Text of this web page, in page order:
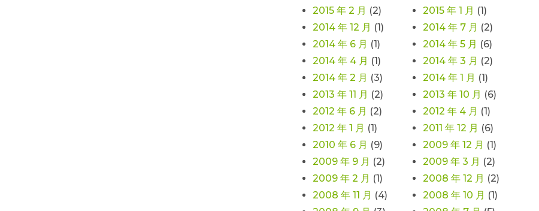
2015 年 2 月 (2) 2015 年 1 月 (1)
2014 年 12 月 (1) 2014 年 7 月 (2)
2014 年 6 月 (1) 2014 年 5 月 (6)
2014 年 4 月 (1) 2014 年 3 月 (2)
2014 年 2 月 (3) 2014 年 1 月 (1)
2013 年 11 月 (2) 2013 年 10 月 (6)
2012 年 6 月 (2) 2012 年 4 月 (1)
2012 年 1 月 (1) 2011 年 12 月 (6)
2010 年 6 月 (9) 2009 年 12 月 (1)
2009 年 9 月 (2) 2009 年 3 月 (2)
2009 年 2 月 (1) 2008 年 12 月 (2)
2008 年 11 月 (4) 2008 年 10 月 (1)